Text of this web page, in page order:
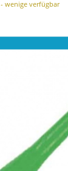
- wenige verfügbar